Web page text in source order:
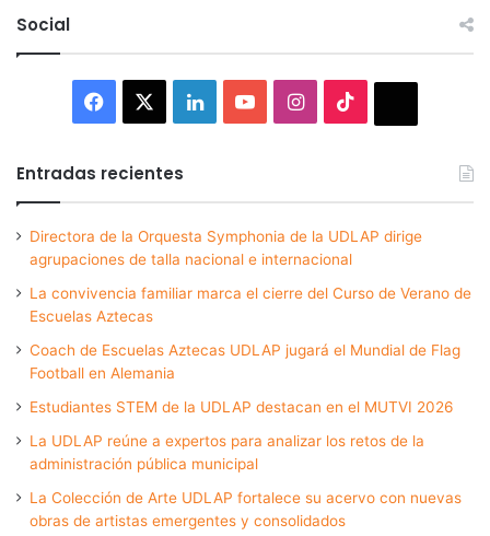
Social
Facebook LinkedInYouTubeInstagram
Entradas recientes
Directora de la Orquesta Symphonia de la UDLAP dirige
agrupaciones de talla nacional e internacional
La convivencia familiar marca el cierre del Curso de Verano de
Escuelas Aztecas
Coach de Escuelas Aztecas UDLAP jugará el Mundial de Flag
Football en Alemania
Estudiantes STEM de la UDLAP destacan en el MUTVI 2026
La UDLAP reúne a expertos para analizar los retos de la
administración pública municipal
La Colección de Arte UDLAP fortalece su acervo con nuevas
obras de artistas emergentes y consolidados